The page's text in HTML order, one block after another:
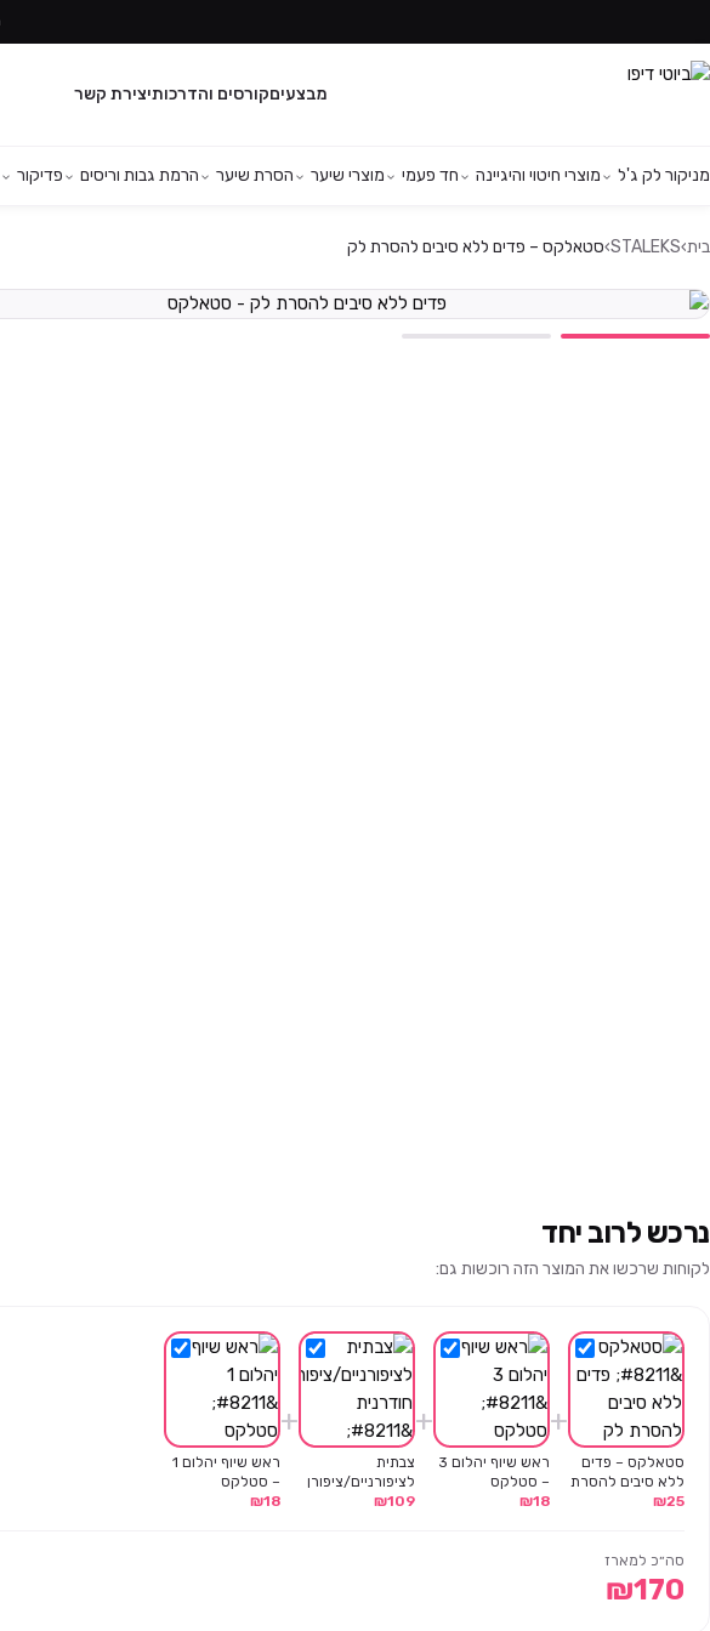
מבצעיםקורסים והדרכותיצירת קשר
מניקור לק ג'ל מוצרי חיטוי והיגיינה חד פעמי מוצרי שיער הסרת שיער הרמת גבות וריסים פדיקור
בית›
STALEKS
›סטאלקס – פדים ללא סיבים להסרת לק
נרכש לרוב יחד
לקוחות שרכשו את המוצר הזה רוכשות גם:
סטאלקס – פדים
ללא סיבים להסרת
לק₪25
+
ראש שיוף יהלום 3
– סטלקס
₪18
+
צבתית
לציפורניים/ציפורן
חודרנית – סדרת
₪109
+
ראש שיוף יהלום 1
– סטלקס
₪18
סה״כ למארז
₪170